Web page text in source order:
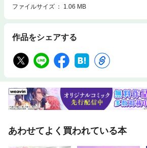
ファイルサイズ
1.06 MB
作品をシェアする
あわせてよく買われている本